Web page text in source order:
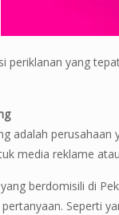
periklanan yang
adalah
media reklame
berdomisili di
Seperti